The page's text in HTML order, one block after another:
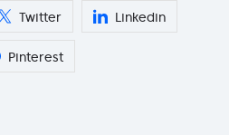
Twitter Linkedin
Pinterest